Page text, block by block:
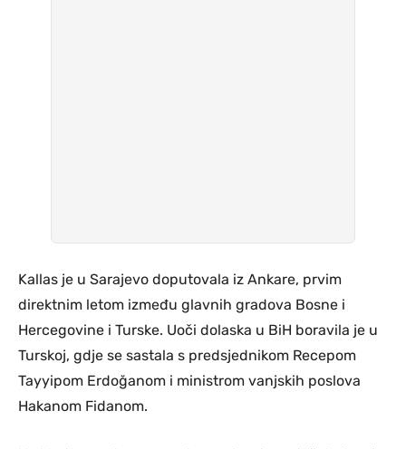
Kallas je u Sarajevo doputovala iz Ankare, prvim
direktnim letom između glavnih gradova Bosne i
Hercegovine i Turske. Uoči dolaska u BiH boravila je u
Turskoj, gdje se sastala s predsjednikom Recepom
Tayyipom Erdoğanom i ministrom vanjskih poslova
Hakanom Fidanom.